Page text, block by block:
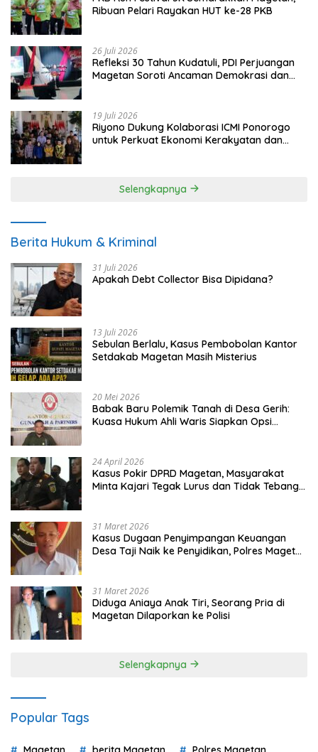
Ribuan Pelari Rayakan HUT ke-28 PKB
26 Juli 2026
Refleksi 30 Tahun Kudatuli, PDI Perjuangan
Magetan Soroti Ancaman Demokrasi dan
19 Juli 2026
Riyono Dukung Kolaborasi ICMI Ponorogo
untuk Perkuat Ekonomi Kerakyatan dan
Selengkapnya
Berita Hukum & Kriminal
31 Juli 2026
Apakah Debt Collector Bisa Dipidana?
13 Juli 2026
Sebulan Berlalu, Kasus Pembobolan Kantor
Setdakab Magetan Masih Misterius
20 Mei 2026
Babak Baru Polemik Tanah di Desa Gerih:
Kuasa Hukum Ahli Waris Siapkan Opsi
24 April 2026
Kasus Pokir DPRD Magetan, Masyarakat
Minta Kajari Tegak Lurus dan Tidak Tebang
31 Maret 2026
Kasus Dugaan Penyimpangan Keuangan
Desa Taji Naik ke Penyidikan, Polres Magetan
31 Maret 2026
Diduga Aniaya Anak Tiri, Seorang Pria di
Magetan Dilaporkan ke Polisi
Selengkapnya
Popular Tags